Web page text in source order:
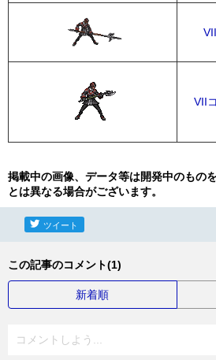
VII
掲載中の画像、データ等は開発中のもの
とは異なる場合がございます。
ツイート
この記事のコメント(1)
新着順
コメントしよう...